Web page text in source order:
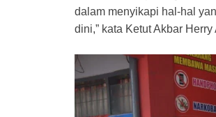
dalam menyikapi hal-hal
dini,” kata Ketut Akbar